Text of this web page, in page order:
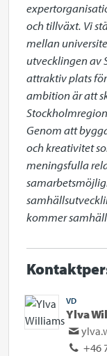
och tillväxt. Vi
mellan
utvecklingen av
attraktiv plats
ambition är att
Genom att
och kreativitet
meningsfulla
kommer
VD
Ylva
+46